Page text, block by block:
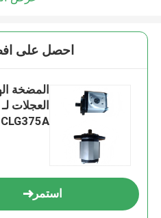
احصل على
المضخة
CLG375A
استمر